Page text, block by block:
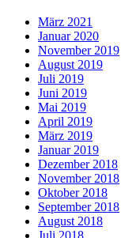
März 2021
Januar 2020
November 2019
August 2019
Juli 2019
Juni 2019
Mai 2019
April 2019
März 2019
Januar 2019
Dezember 2018
November 2018
Oktober 2018
September 2018
August 2018